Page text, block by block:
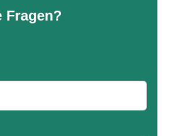
Fragen?